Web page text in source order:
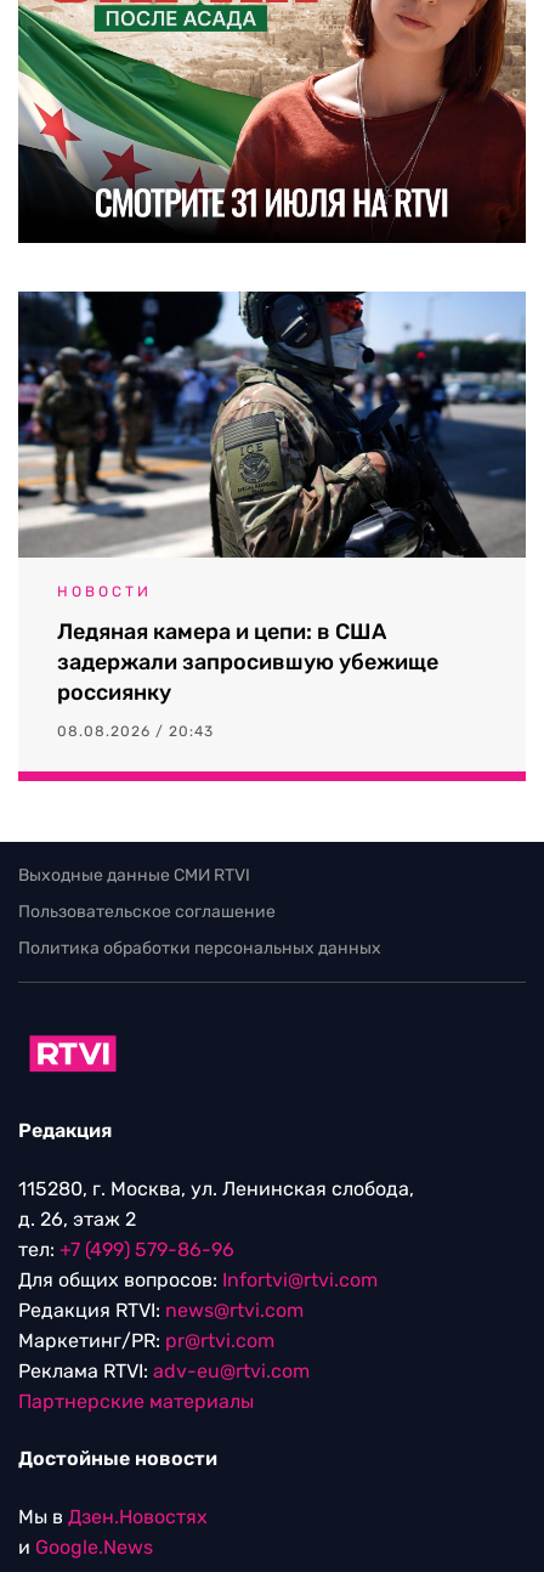
НОВОСТИ
Ледяная камера и цепи: в США
задержали запросившую убежище
россиянку
08.08.2026 / 20:43
Выходные данные СМИ RTVI
Пользовательское соглашение
Политика обработки персональных данных
Редакция
115280, г. Москва, ул. Ленинская слобода,
д. 26, этаж 2
тел: +7 (499) 579-86-96
Для общих вопросов: Infortvi@rtvi.com
Редакция RTVI: news@rtvi.com
Маркетинг/PR: pr@rtvi.com
Реклама RTVI: adv-eu@rtvi.com
Партнерские материалы
Достойные новости
Мы в Дзен.Новостях
и Google.News